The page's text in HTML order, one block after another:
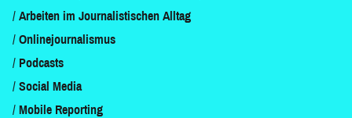
Arbeiten im Journalistischen Alltag
Onlinejournalismus
Podcasts
Social Media
Mobile Reporting